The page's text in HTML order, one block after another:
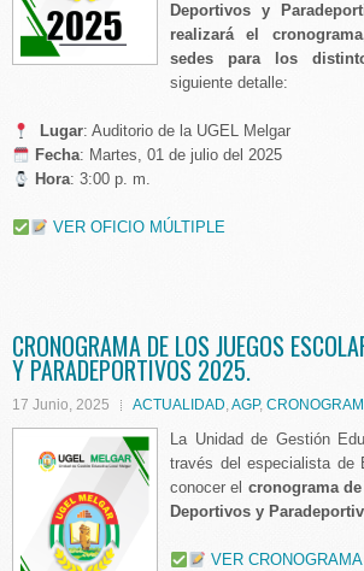
Deportivos y
realizará el
sedes para los
siguiente detalle:
Lugar: Auditorio de la UGEL Melgar
Fecha: Martes, 01 de julio del 2025
Hora: 3:00 p. m.
VER OFICIO MÚLTIPLE
CRONOGRAMA DE LOS JUEGOS
Y PARADEPORTIVOS 2025.
17 Junio, 2025 ACTUALIDAD,AGP,
La Unidad de Gestión
través del especialista de
conocer el cronograma
Deportivos y
VER CRONOGRAMA